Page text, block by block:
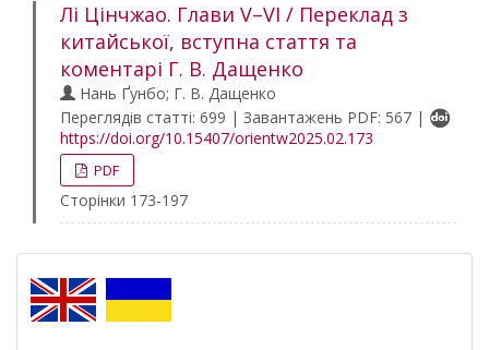
Лі Цінчжао. Глави V–VI / Переклад з
китайської, вступна стаття та
коментарі Г. В. Дащенко
Нань Ґунбо; Г. В. Дащенко
Переглядів статті: 699 | Завантажень PDF: 567 |
https://doi.org/10.15407/orientw2025.02.173
PDF
Сторінки 173-197